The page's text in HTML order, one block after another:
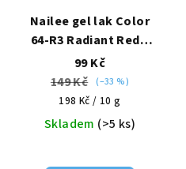
Nailee gel lak Color
64-R3 Radiant Red –
Červená vášeň HEMA
Free 6g
99 Kč
149 Kč (–33 %)
Měrná
cena:
198 Kč / 10 g
Skladem (>5 ks)